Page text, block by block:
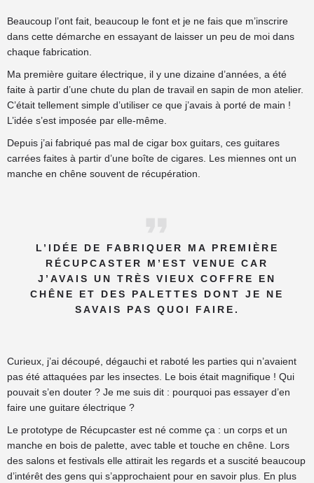
Beaucoup l’ont fait, beaucoup le font et je ne fais que m’inscrire
dans cette démarche en essayant de laisser un peu de moi dans
chaque fabrication.
Ma première guitare électrique, il y une dizaine d’années, a été
faite à partir d’une chute du plan de travail en sapin de mon atelier.
C’était tellement simple d’utiliser ce que j’avais à porté de main !
L’idée s’est imposée par elle-même.
Depuis j’ai fabriqué pas mal de cigar box guitars, ces guitares
carrées faites à partir d’une boîte de cigares. Les miennes ont un
manche en chêne souvent de récupération.
L’IDÉE DE FABRIQUER MA PREMIÈRE
RÉCUPCASTER M’EST VENUE CAR
J’AVAIS UN TRÈS VIEUX COFFRE EN
CHÊNE ET DES PALETTES DONT JE NE
SAVAIS PAS QUOI FAIRE.
Curieux, j’ai découpé, dégauchi et raboté les parties qui n’avaient
pas été attaquées par les insectes. Le bois était magnifique ! Qui
pouvait s’en douter ? Je me suis dit : pourquoi pas essayer d’en
faire une guitare électrique ?
Le prototype de Récupcaster est né comme ça : un corps et un
manche en bois de palette, avec table et touche en chêne. Lors
des salons et festivals elle attirait les regards et a suscité beaucoup
d’intérêt des gens qui s’approchaient pour en savoir plus. En plus